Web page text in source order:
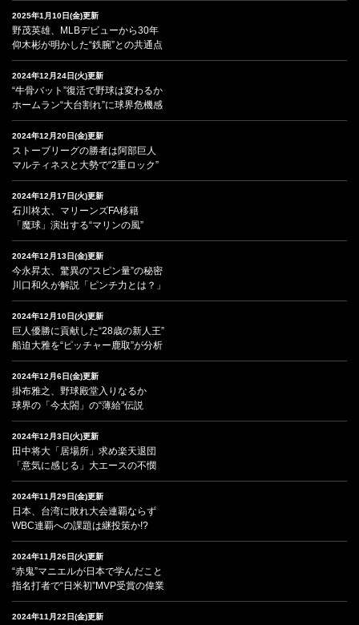
2025年1月10日(金)更新
野茂英雄、MLBデビューから30年
仰木彬が明かした“鉄腕”との共通点
2024年12月24日(火)更新
“牛骨バット”復活で野球は変わるか
ホームラン“大台割れ”に球界危機感
2024年12月20日(金)更新
ストーブリーグの勝者は阿部巨人
マルティネスと大勢で“2重ロック”
2024年12月17日(火)更新
石川柊太、マリーンズFA移籍
「魔球」演出する“マリンの風”
2024年12月13日(金)更新
今永昇太、驚異の“スピン量”の秘密
川口和久が解説「ピンチ力とは？」
2024年12月10日(火)更新
巨人優勝に貢献した“28歳の新人王”
船迫大雅を“ピッチャー鹿取”が分析
2024年12月6日(金)更新
掛布雅之、野球殿堂入りなるか
球界の「今太閤」の“薄給”伝説
2024年12月3日(火)更新
田中将大「居場所」求め楽天退団
「意気に感じる」大エースの不憫
2024年11月29日(金)更新
日本、台湾に敗れ大会連覇ならず
WBC連覇への課題は継投策か!?
2024年11月26日(火)更新
“赤鬼”マニエルが日本で学んだこと
指名打者で“日米初”MVP受賞の偉業
2024年11月22日(金)更新